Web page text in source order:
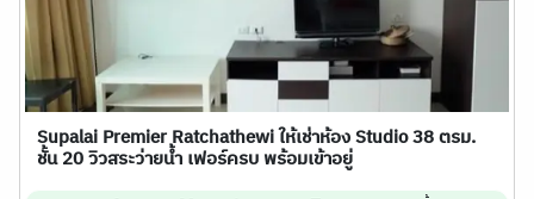
Supalai Premier Ratchathewi ให้เช่าห้อง Studio 38 ตรม.
ชั้น 20 วิวสระว่ายน้ำ เฟอร์ครบ พร้อมเข้าอยู่